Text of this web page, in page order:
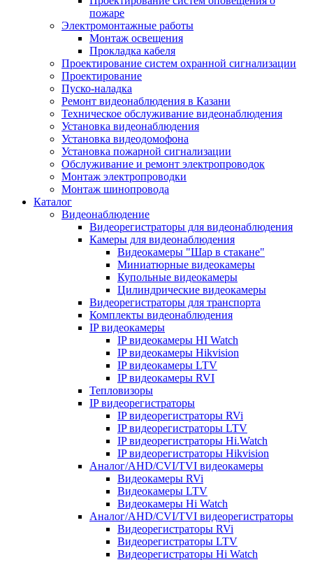
пожаре
Электромонтажные работы
Монтаж освещения
Прокладка кабеля
Проектирование систем охранной сигнализации
Проектирование
Пуско-наладка
Ремонт видеонаблюдения в Казани
Техническое обслуживание видеонаблюдения
Установка видеонаблюдения
Установка видеодомофона
Установка пожарной сигнализации
Обслуживание и ремонт электропроводок
Монтаж электропроводки
Монтаж шинопровода
Каталог
Видеонаблюдение
Видеорегистраторы для видеонаблюдения
Камеры для видеонаблюдения
Видеокамеры "Шар в стакане"
Миниатюрные видеокамеры
Купольные видеокамеры
Цилиндрические видеокамеры
Видеорегистраторы для транспорта
Комплекты видеонаблюдения
IP видеокамеры
IP видеокамеры HI Watch
IP видеокамеры Hikvision
IP видеокамеры LTV
IP видеокамеры RVI
Тепловизоры
IP видеорегистраторы
IP видеорегистраторы RVi
IP видеорегистраторы LTV
IP видеорегистраторы Hi.Watch
IP видеорегистраторы Hikvision
Аналог/AHD/CVI/TVI видеокамеры
Видеокамеры RVi
Видеокамеры LTV
Видеокамеры Hi Watch
Аналог/AHD/CVI/TVI видеорегистраторы
Видеорегистраторы RVi
Видеорегистраторы LTV
Видеорегистраторы Hi Watch